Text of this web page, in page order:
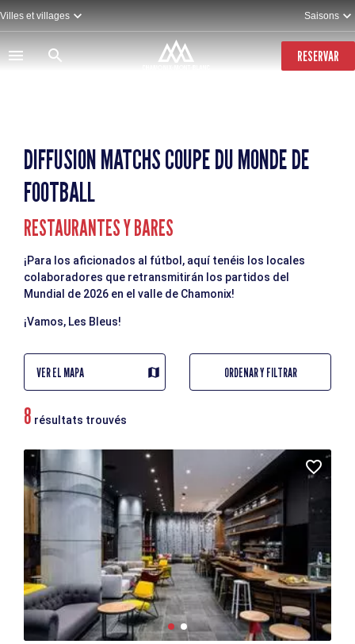
Pasar
al
contenido
principal
Villes et villages Saisons
RESERVAR
DIFFUSION MATCHS COUPE DU MONDE DE
FOOTBALL
RESTAURANTES Y BARES
¡Para los aficionados al fútbol, aquí tenéis los locales
colaboradores que retransmitirán los partidos del
Mundial de 2026 en el valle de Chamonix!
¡Vamos, Les Bleus!
VER EL MAPA ORDENAR Y FILTRAR
8 résultats trouvés